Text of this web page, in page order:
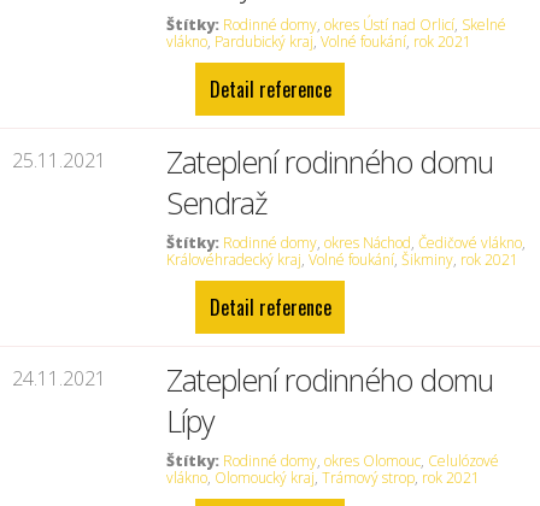
Štítky: Rodinné domy,okres Ústí nad Orlicí, Skelné
vlákno, Pardubický kraj,Volné foukání, rok 2021
Detail reference
25.11.2021
Zateplení rodinného domu
Sendraž
Štítky: Rodinné domy,okres Náchod,Čedičové vlákno,
Královéhradecký kraj,Volné foukání,Šikminy, rok 2021
Detail reference
24.11.2021
Zateplení rodinného domu
Lípy
Štítky: Rodinné domy,okres Olomouc, Celulózové
vlákno, Olomoucký kraj,Trámový strop, rok 2021